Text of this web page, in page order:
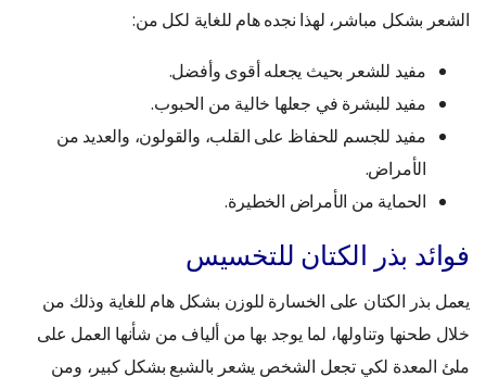
الشعر بشكل مباشر، لهذا نجده هام للغاية لكل من:
مفيد للشعر بحيث يجعله أقوى وأفضل.
مفيد للبشرة في جعلها خالية من الحبوب.
مفيد للجسم للحفاظ على القلب، والقولون، والعديد من
الأمراض.
الحماية من الأمراض الخطيرة.
فوائد بذر الكتان للتخسيس
يعمل بذر الكتان على الخسارة للوزن بشكل هام للغاية وذلك من
خلال طحنها وتناولها، لما يوجد بها من ألياف من شأنها العمل على
ملئ المعدة لكي تجعل الشخص يشعر بالشبع بشكل كبير، ومن